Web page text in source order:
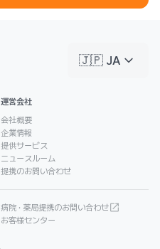
🇯🇵 JA keyboard_arrow_down
運営会社
会社概要
企業情報
提供サービス
ニュースルーム
提携のお問い合わせ
病院 · 薬局提携のお問い合わせ
お客様センター